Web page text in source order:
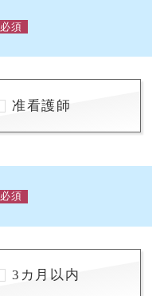
必須
准看護師
必須
3カ月以内